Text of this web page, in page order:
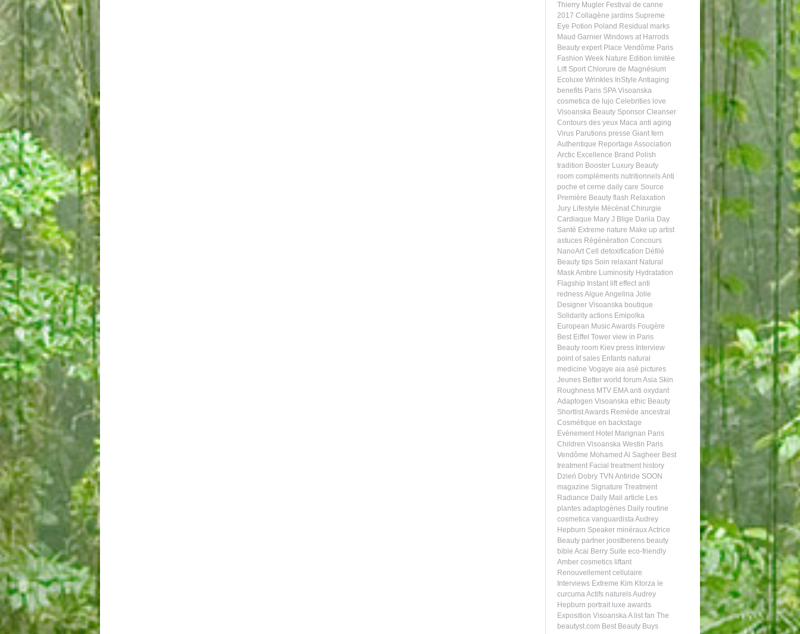
Thierry Mugler Festival de canne
2017 Collagène jardins Supreme
Eye Potion Poland Residual marks
Maud Garnier Windows at Harrods
Beauty expert Place Vendôme Paris
Fashion Week Nature Edition limitée
Lift Sport Chlorure de Magnésium
Ecoluxe Wrinkles InStyle Antiaging
benefits Paris SPA Visoanska
cosmetica de lujo Celebrities love
Visoanska Beauty Sponsor Cleanser
Contours des yeux Maca anti aging
Virus Parutions presse Giant fern
Authentique Reportage Association
Arctic Excellence Brand Polish
tradition Booster Luxury Beauty
room compléments nutritionnelsAnti
poche et cerne daily care Source
Première Beauty flash Relaxation
Jury Lifestyle Mécénat Chirurgie
Cardiaque Mary J Blige Dariia Day
Santé Extreme nature Make up artist
astuces Régénèration Concours
NanoArt Cell detoxification Défilé
Beauty tips Soin relaxant Natural
MaskAmbre Luminosity Hydratation
Flagship Instant lift effect anti
rednessAlgue Angelina Jolie
Designer Visoanska boutique
Solidarity actions Emipolka
European Music Awards Fougère
Best Eiffel Tower view in Paris
Beauty room Kiev press Interview
point of sales Enfants natural
medicine Vogaye aia asé pictures
Jeunes Better world forum Asia Skin
Roughness MTV EMA anti oxydant
Adaptogen Visoanska ethic Beauty
Shortlist Awards Remède ancestral
Cosmétique en backstage
Evènement Hotel Marignan Paris
Children Visoanska Westin Paris
Vendôme Mohamed Al Sagheer Best
treatment Facial treatment history
Dzień Dobry TVN Antiride SOON
magazine Signature Treatment
Radiance Daily Mail article Les
plantes adaptogènes Daily routine
cosmetica vanguardistaAudrey
Hepburn Speaker minérauxActrice
Beauty partner joostberens beauty
bible Acai Berry Suite eco-friendly
Amber cosmetics liftant
Renouvellement cellulaire
Interviews Extreme Kim Ktorza le
curcumaActifs naturelsAudrey
Hepburn portrait luxe awards
Exposition Visoanska A list fan The
beautyst.com Best Beauty Buys